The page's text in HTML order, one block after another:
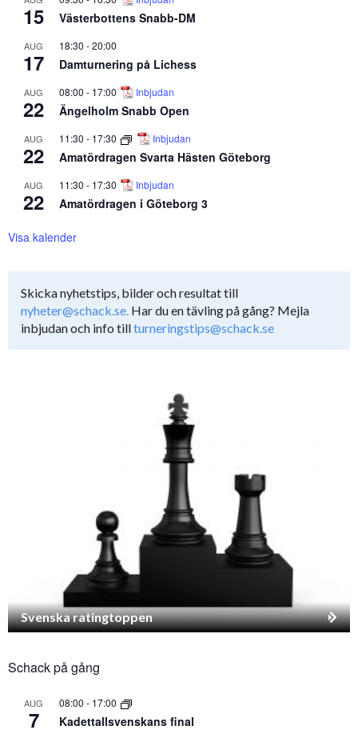
15 Västerbottens Snabb-DM
AUG
17
18:30 -20:00
Damturnering på Lichess
AUG
22
08:00 - 17:00 Inbjudan
Ängelholm Snabb Open
AUG
22
11:30 - 17:30 Inbjudan
Amatördragen Svarta Hästen Göteborg
AUG
22
11:30 - 17:30 Inbjudan
Amatördragen i Göteborg 3
Visa kalender
Skicka nyhetstips, bilder och resultat till
nyheter@schack.se. Har du en tävling på gång? Mejla
inbjudan och info tillturneringstips@schack.se
Svenska ratingtoppen
Schack på gång
AUG
7
08:00 - 17:00
Kadettallsvenskans final